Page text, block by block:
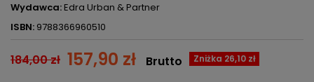
Wydawca:Edra Urban & Partner
ISBN: 9788366960510
184,00 zł 157,90 zł Zniżka 26,10 zł
Brutto